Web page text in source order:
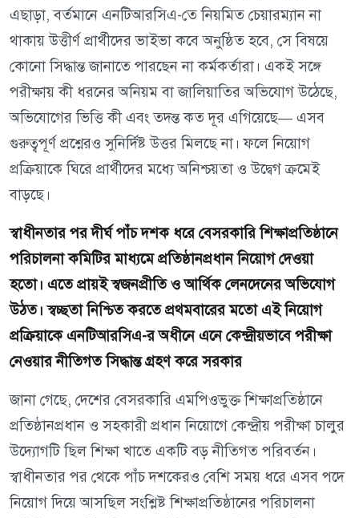
এছাড়া, বর্তমানে এনটিআরসিএ-তে নিয়মিত চেয়ারম্যান না
থাকায় উত্তীর্ণ প্রার্থীদের ভাইভা কবে অনুষ্ঠিত হবে, সে বিষয়ে
কোনো সিদ্ধান্ত জানাতে পারছেন না কর্মকর্তারা। একই সঙ্গে
পরীক্ষায় কী ধরনের অনিয়ম বা জালিয়াতির অভিযোগ উঠেছে,
অভিযোগের ভিত্তি কী এবং তদন্ত কত দূর এগিয়েছে— এসব
গুরুত্বপূর্ণ প্রশ্নেরও সুনির্দিষ্ট উত্তর মিলছে না। ফলে নিয়োগ
প্রক্রিয়াকে ঘিরে প্রার্থীদের মধ্যে অনিশ্চয়তা ও উদ্বেগ ক্রমেই
বাড়ছে।
স্বাধীনতার পর দীর্ঘ পাঁচ দশক ধরে বেসরকারি শিক্ষাপ্রতিষ্ঠানে
পরিচালনা কমিটির মাধ্যমে প্রতিষ্ঠানপ্রধান নিয়োগ দেওয়া
হতো। এতে প্রায়ই স্বজনপ্রীতি ও আর্থিক লেনদেনের অভিযোগ
উঠত। স্বচ্ছতা নিশ্চিত করতে প্রথমবারের মতো এই নিয়োগ
প্রক্রিয়াকে এনটিআরসিএ-র অধীনে এনে কেন্দ্রীয়ভাবে পরীক্ষা
নেওয়ার নীতিগত সিদ্ধান্ত গ্রহণ করে সরকার
জানা গেছে, দেশের বেসরকারি এমপিওভুক্ত শিক্ষাপ্রতিষ্ঠানে
প্রতিষ্ঠানপ্রধান ও সহকারী প্রধান নিয়োগে কেন্দ্রীয় পরীক্ষা চালুর
উদ্যোগটি ছিল শিক্ষা খাতে একটি বড় নীতিগত পরিবর্তন।
স্বাধীনতার পর থেকে পাঁচ দশকেরও বেশি সময় ধরে এসব পদে
নিয়োগ দিয়ে আসছিল সংশ্লিষ্ট শিক্ষাপ্রতিষ্ঠানের পরিচালনা